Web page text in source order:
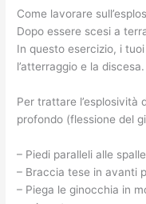
Come lavorare
Dopo essere scesi a
In questo esercizio, i
l’atterraggio e la
Per trattare l’esplosività
profondo (flessione del
– Piedi paralleli alle
– Braccia tese in avanti
– Piega le ginocchia in